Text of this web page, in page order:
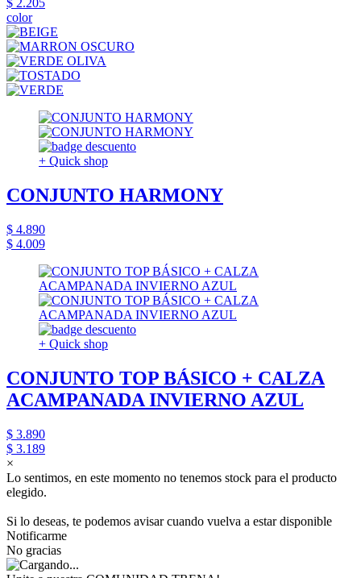
$ 2.205
color
+ Quick shop
CONJUNTO HARMONY
$ 4.890
$ 4.009
+ Quick shop
CONJUNTO TOP BÁSICO + CALZA
ACAMPANADA INVIERNO AZUL
$ 3.890
$ 3.189
×
Lo sentimos, en este momento no tenemos stock para el producto
elegido.
Si lo deseas, te podemos avisar cuando vuelva a estar disponible
Notificarme
No gracias